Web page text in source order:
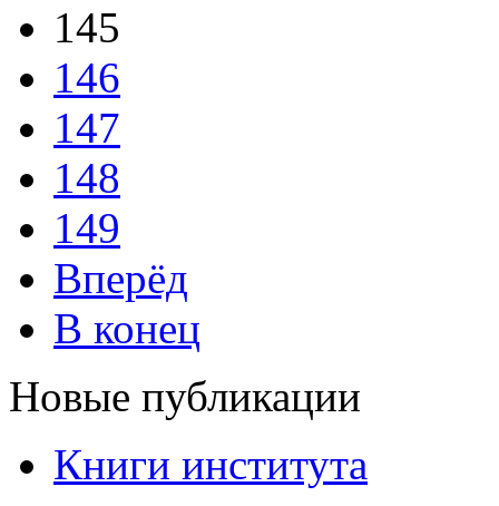
145
146
147
148
149
Вперёд
В конец
Новые публикации
Книги института